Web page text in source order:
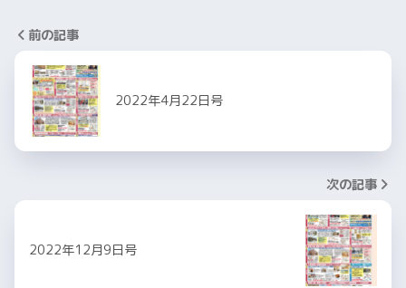
前の記事
2022年4月22日号
次の記事
2022年12月9日号